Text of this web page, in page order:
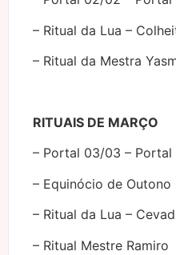
– Ritual da Lua –
– Ritual da Mestra
RITUAIS DE MARÇO
– Portal 03/03 – Portal
– Equinócio de Outono
– Ritual da Lua –
– Ritual Mestre Ramiro